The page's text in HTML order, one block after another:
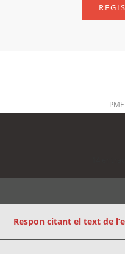
PMF
Respon citant el text de